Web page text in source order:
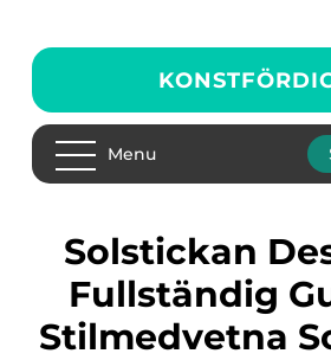
Menu
Solstickan Design: En
Fullständig
Stilmedvetna